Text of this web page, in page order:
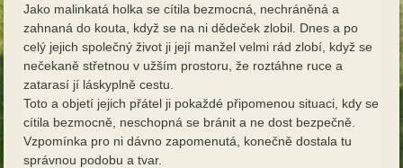
Jako malinkatá holka se cítila bezmocná, nechráněná a
zahnaná do kouta, když se na ni dědeček zlobil. Dnes a po
celý jejich společný život ji její manžel velmi rád zlobí, když se
nečekaně střetnou v užším prostoru, že roztáhne ruce a
zatarasí jí láskyplně cestu.
Toto a objetí jejich přátel ji pokaždé připomenou situaci, kdy se
cítila bezmocně, neschopná se bránit a ne dost bezpečně.
Vzpomínka pro ni dávno zapomenutá, konečně dostala tu
správnou podobu a tvar.